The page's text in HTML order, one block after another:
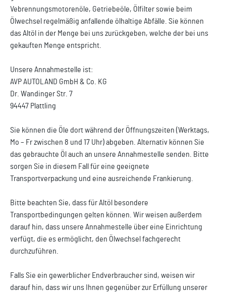
Vebrennungsmotorenöle, Getriebeöle, Ölfilter sowie beim
Ölwechsel regelmäßig anfallende ölhaltige Abfälle. Sie können
das Altöl in der Menge bei uns zurückgeben, welche der bei uns
gekauften Menge entspricht.
Unsere Annahmestelle ist:
AVP AUTOLAND GmbH & Co. KG
Dr. Wandinger Str. 7
94447 Plattling
Sie können die Öle dort während der Öffnungszeiten (Werktags,
Mo – Fr zwischen 8 und 17 Uhr) abgeben. Alternativ können Sie
das gebrauchte Öl auch an unsere Annahmestelle senden. Bitte
sorgen Sie in diesem Fall für eine geeignete
Transportverpackung und eine ausreichende Frankierung.
Bitte beachten Sie, dass für Altöl besondere
Transportbedingungen gelten können. Wir weisen außerdem
darauf hin, dass unsere Annahmestelle über eine Einrichtung
verfügt, die es ermöglicht, den Ölwechsel fachgerecht
durchzuführen.
Falls Sie ein gewerblicher Endverbraucher sind, weisen wir
darauf hin, dass wir uns Ihnen gegenüber zur Erfüllung unserer